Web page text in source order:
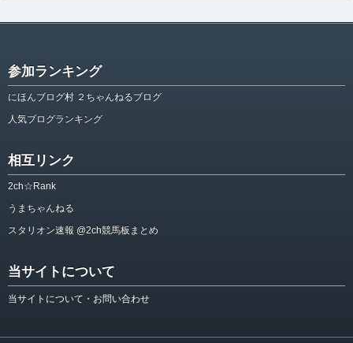
参加ランキング
にほんブログ村 ２ちゃんねるブログ
人気ブログランキング
相互リンク
2ch☆Rank
うまちゃんねる
スタリオン速報 @2ch競馬板まとめ
当サイトについて
当サイトについて・お問い合わせ